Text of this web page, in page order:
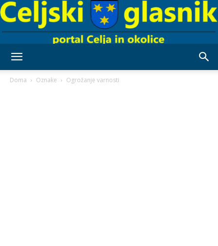
Doma Oznake Ogrožanje varnosti